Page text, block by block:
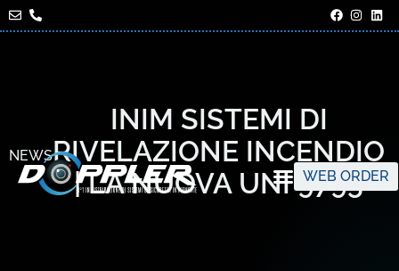
WEB ORDER
NEWS
INIM SISTEMI DI
RIVELAZIONE INCENDIO
| LA NUOVA UNI 9795